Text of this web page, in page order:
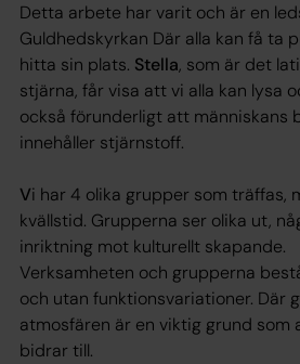
Detta arbete har varit och är en
Guldhedskyrkan Där alla kan få ta
hitta sin plats. Stella, som är det
stjärna, får visa att vi alla kan lysa
också förunderligt att människans
innehåller stjärnstoff.
Vi har 4 olika grupper som träffas,
kvällstid. Grupperna ser olika ut,
inriktning mot kulturellt skapande.
Verksamheten och grupperna
och utan funktionsvariationer. Där
atmosfären är en viktig grund som
bidrar till.